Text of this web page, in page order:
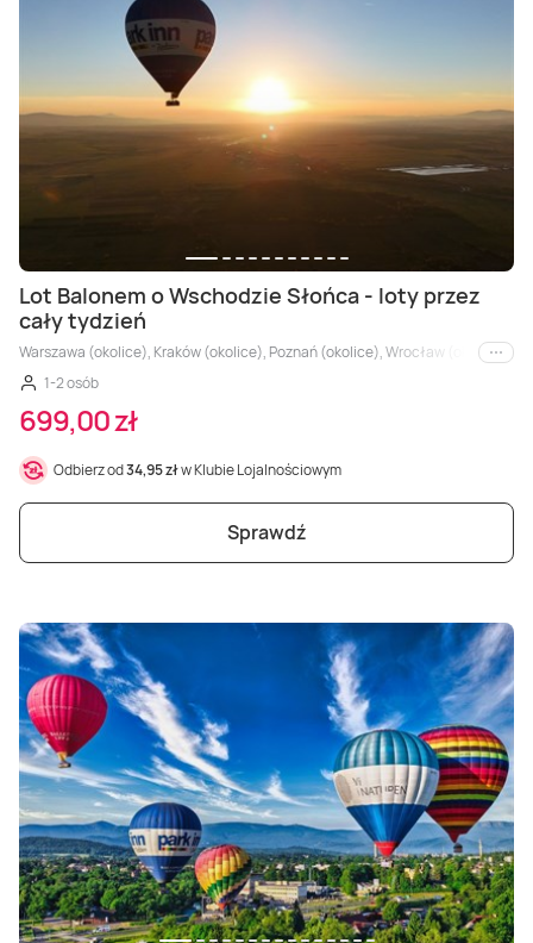
Lot Balonem o Wschodzie Słońca - loty przez
cały tydzień
Warszawa (okolice), Kraków (okolice), Poznań (okolice), Wrocław (okolice),
i inne
1-2 osób
699,00 zł
Odbierz od34,95 złw Klubie Lojalnościowym
Sprawdź